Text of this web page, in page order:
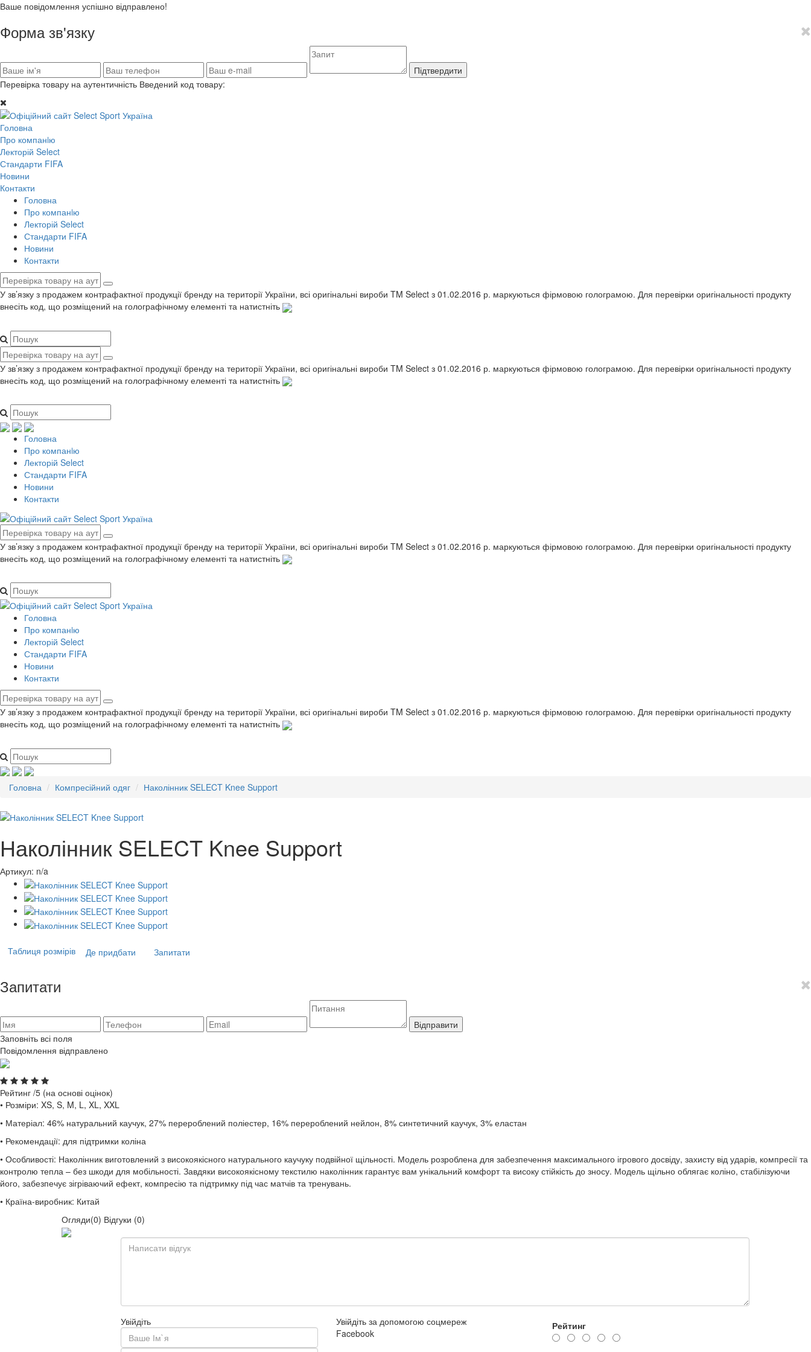
Ваше повідомлення успішно відправлено!
Форма зв'язку
Підтвердити
Перевірка товару на аутентичність Введений код товару:
Головна
Про компанiю
Лекторій Select
Стандарти FIFA
Новини
Контакти
Головна
Про компанiю
Лекторій Select
Стандарти FIFA
Новини
Контакти
У зв’язку з продажем контрафактної продукції бренду на території України, всі оригінальні вироби TM Select з 01.02.2016 р. маркуються фірмовою голограмою. Для перевірки оригінальності продукту
внесіть код, що розміщений на голографічному елементі та натистніть
У зв’язку з продажем контрафактної продукції бренду на території України, всі оригінальні вироби TM Select з 01.02.2016 р. маркуються фірмовою голограмою. Для перевірки оригінальності продукту
внесіть код, що розміщений на голографічному елементі та натистніть
Головна
Про компанiю
Лекторій Select
Стандарти FIFA
Новини
Контакти
У зв’язку з продажем контрафактної продукції бренду на території України, всі оригінальні вироби TM Select з 01.02.2016 р. маркуються фірмовою голограмою. Для перевірки оригінальності продукту
внесіть код, що розміщений на голографічному елементі та натистніть
Головна
Про компанiю
Лекторій Select
Стандарти FIFA
Новини
Контакти
У зв’язку з продажем контрафактної продукції бренду на території України, всі оригінальні вироби TM Select з 01.02.2016 р. маркуються фірмовою голограмою. Для перевірки оригінальності продукту
внесіть код, що розміщений на голографічному елементі та натистніть
Головна Компресійний одяг Наколінник SELECT Knee Support
Наколінник SELECT Knee Support
Артикул: n/a
Таблиця розмірів Де придбати Запитати
Запитати
Відправити
Заповніть всі поля
Повідомлення відправлено
Рейтинг /5 (на основі оцінок)
• Розміри: XS, S, M, L, XL, XXL
• Матеріал: 46% натуральний каучук, 27% перероблений поліестер, 16% перероблений нейлон, 8% синтетичний каучук, 3% еластан
• Рекомендації: для підтримки коліна
• Особливості: Наколінник виготовлений з високоякісного натурального каучуку подвійної щільності. Модель розроблена для забезпечення максимального ігрового досвіду, захисту від ударів, компресії та
контролю тепла – без шкоди для мобільності. Завдяки високоякісному текстилю наколінник гарантує вам унікальний комфорт та високу стійкість до зносу. Модель щільно облягає коліно, стабілізуючи
його, забезпечує зігріваючий ефект, компресію та підтримку під час матчів та тренувань.
• Країна-виробник: Китай
Огляди(0) Відгуки (0)
Увійдіть
Увійдіть за допомогою соцмереж
Facebook
Рейтинг